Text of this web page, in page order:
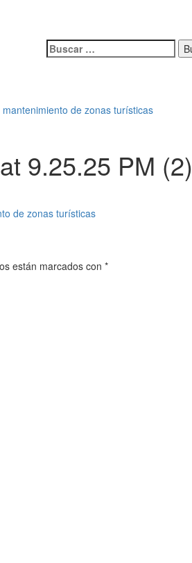
Buscar:
de zonas turísticas
9.25.25 PM (2)
de zonas turísticas
están marcados con *